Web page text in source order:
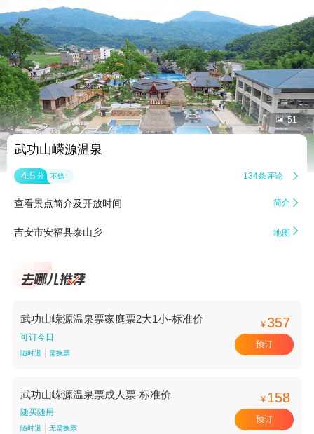
 51
武功山嵘源温泉
4.5 分 不错 134条评论 
查看景点简介及开放时间 简介 
吉安市安福县泰山乡 地图 
武功山嵘源温泉票家庭票2大1小-标准价
可订今日
随时退 需换票
¥357
预订
武功山嵘源温泉票成人票-标准价
随买随用
随时退 无需换票
¥ 158
预订
